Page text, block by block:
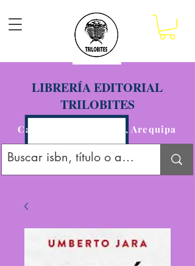
LIBRERÍA EDITORIAL
TRILOBITES
Calle San Agustín 201, Arequipa